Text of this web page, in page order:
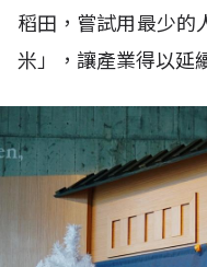
稻田，嘗試用最少的
米」，讓產業得以延